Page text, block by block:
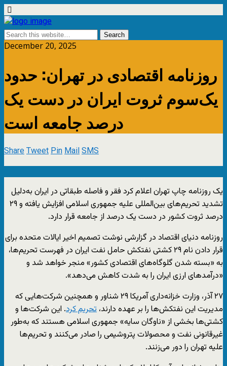
December 20, 2025
روزنامه اقتصادی در تهران: حدود
یک‌سوم ثروت ایران در دست یک
درصد جامعه است
ShareTweetPinMailSMS
یک روزنامه چاپ تهران اعلام کرد فقر و فاصله طبقاتی در ایران به‌دلیل
تشدید تحریم‌های بین‌المللی علیه جمهوری اسلامی افزایش یافته و ۲۹
درصد ثروت کشور در دست یک درصد از جامعه قرار دارد.
روزنامه دنیای اقتصاد در گزارشی نوشت تصمیم اخیر ایالات متحده برای
قرار دادن نام ۲۹ کشتی نفتکش حامل نفت ایران در فهرست تحریم‌ها،
به «بسته شدن گلوگاه‌های اقتصادی کشور» منجر خواهد شد و
«درآمدهای ارزی ایران را به شدت کاهش می‌دهد».
۲۷ آذر، وزارت خزانه‌داری آمریکا ۲۹ شناور و همچنین شرکت‌هایی که
مدیریت این نفتکش‌ها را بر عهده دارند، تحریم کرد. این شرکت‌ها و
کشتی‌ها بخشی از «ناوگان سایه» جمهوری اسلامی هستند که به‌طور
غیرقانونی نفت و محصولات پتروشیمی را صادر می‌کنند و تحریم‌ها
علیه تهران را دور می‌زنند.